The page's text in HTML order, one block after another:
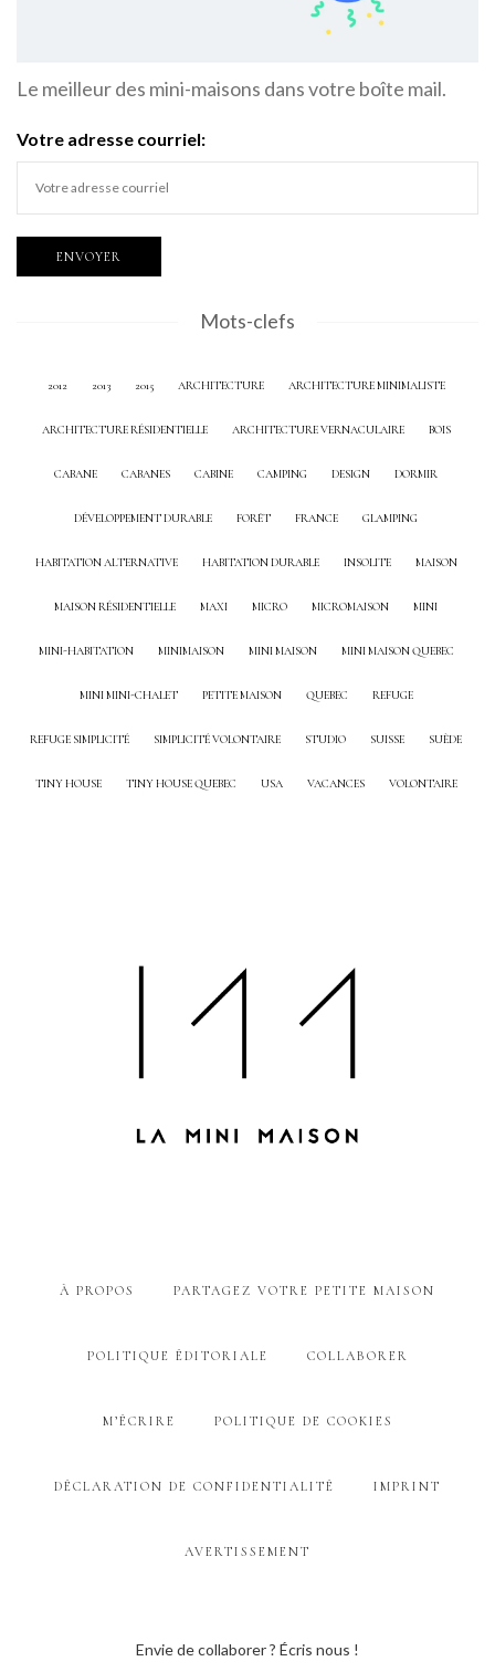
Le meilleur des mini-maisons dans votre boîte mail.
Votre adresse courriel:
Mots-clefs
2012 2013 2015 ARCHITECTURE ARCHITECTURE MINIMALISTE
ARCHITECTURE RÉSIDENTIELLE ARCHITECTURE VERNACULAIRE BOIS
CABANE CABANES CABINE CAMPING DESIGN DORMIR
DÉVELOPPEMENT DURABLE FORÊT FRANCE GLAMPING
HABITATION ALTERNATIVE HABITATION DURABLE INSOLITE MAISON
MAISON RÉSIDENTIELLE MAXI MICRO MICROMAISON MINI
MINI-HABITATION MINIMAISON MINI MAISON MINI MAISON QUEBEC
MINI MINI-CHALET PETITE MAISON QUEBEC REFUGE
REFUGE SIMPLICITÉ SIMPLICITÉ VOLONTAIRE STUDIO SUISSE SUÈDE
TINY HOUSE TINY HOUSE QUEBEC USA VACANCES VOLONTAIRE
À PROPOS PARTAGEZ VOTRE PETITE MAISON
POLITIQUE ÉDITORIALE COLLABORER
M’ÉCRIRE POLITIQUE DE COOKIES
DÉCLARATION DE CONFIDENTIALITÉ IMPRINT
AVERTISSEMENT
Envie de collaborer ? Écris nous !